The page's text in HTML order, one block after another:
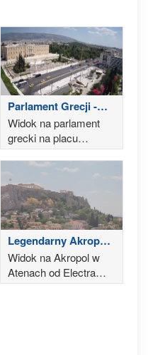
Parlament Grecji -
Ateny
Widok na parlament
grecki na placu
Syntagma z hotelu
Grand Bretagne
Legendarny Akropol
w Atenach
Widok na Akropol w
Atenach od Electra
Palace Athens